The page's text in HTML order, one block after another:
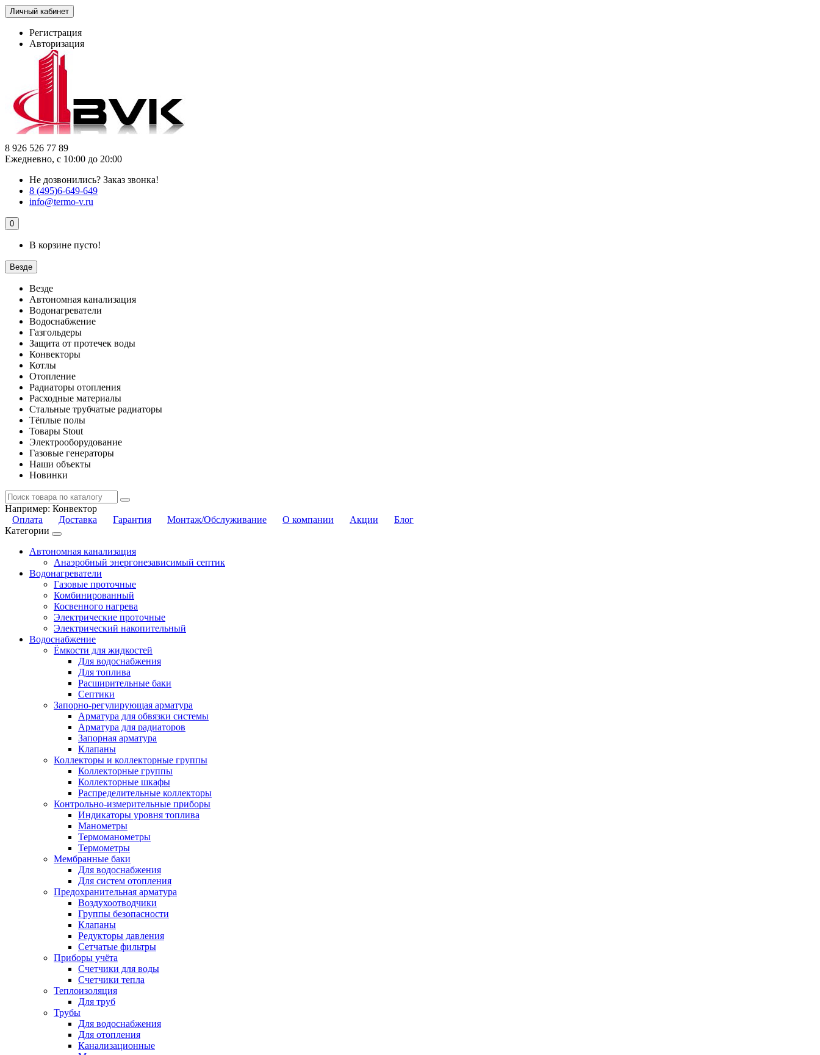
Личный кабинет
Регистрация
Авторизация
8 926 526 77 89
Ежедневно, с 10:00 до 20:00
Не дозвонились? Заказ звонка!
8 (495)6-649-649
info@termo-v.ru
0
В корзине пусто!
Везде
Везде
Автономная канализация
Водонагреватели
Водоснабжение
Газгольдеры
Защита от протечек воды
Конвекторы
Котлы
Отопление
Радиаторы отопления
Расходные материалы
Стальные трубчатые радиаторы
Тёплые полы
Товары Stout
Электрооборудование
Газовые генераторы
Наши объекты
Новинки
Например: Конвектор
Оплата
Доставка Гарантия Монтаж/Обслуживание О компании Акции
Блог
Категории
Автономная канализация
Анаэробный энергонезависимый септик
Водонагреватели
Газовые проточные
Комбинированный
Косвенного нагрева
Электрические проточные
Электрический накопительный
Водоснабжение
Ёмкости для жидкостей
Для водоснабжения
Для топлива
Расширительные баки
Септики
Запорно-регулирующая арматура
Арматура для обвязки системы
Арматура для радиаторов
Запорная арматура
Клапаны
Коллекторы и коллекторные группы
Коллекторные группы
Коллекторные шкафы
Распределительные коллекторы
Контрольно-измерительные приборы
Индикаторы уровня топлива
Манометры
Термоманометры
Термометры
Мембранные баки
Для водоснабжения
Для систем отопления
Предохранительная арматура
Воздухоотводчики
Группы безопасности
Клапаны
Редукторы давления
Сетчатые фильтры
Приборы учёта
Счетчики для воды
Счетчики тепла
Теплоизоляция
Для труб
Трубы
Для водоснабжения
Для отопления
Канализационные